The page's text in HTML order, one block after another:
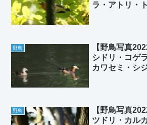
ラ・アトリ・
野鳥
【野鳥写真
シドリ・コゲ
カワセミ・シ
野鳥
【野鳥写真
ツドリ・カル